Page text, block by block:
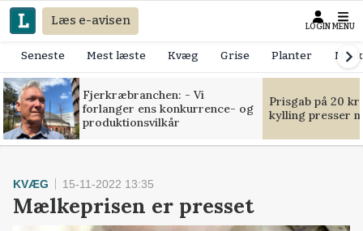
Læs e-avisen LOGIN MENU
Seneste Mest læste Kvæg Grise Planter
Fjerkræbranchen: - Vi
forlanger ens konkurrence- og
produktionsvilkår
Prisgab på 20
kylling presser
KVÆG 15-11-2022 13:35
Mælkeprisen er presset